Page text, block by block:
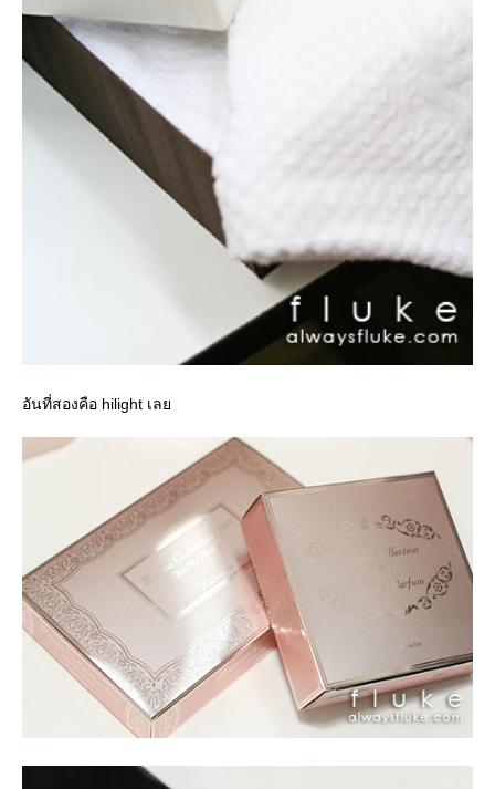
อันที่สองคือ hilight เล